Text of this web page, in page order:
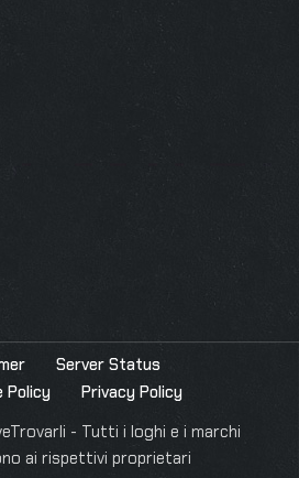
Server Status
Policy
Privacy Policy
- Tutti i loghi e i marchi
ai rispettivi proprietari